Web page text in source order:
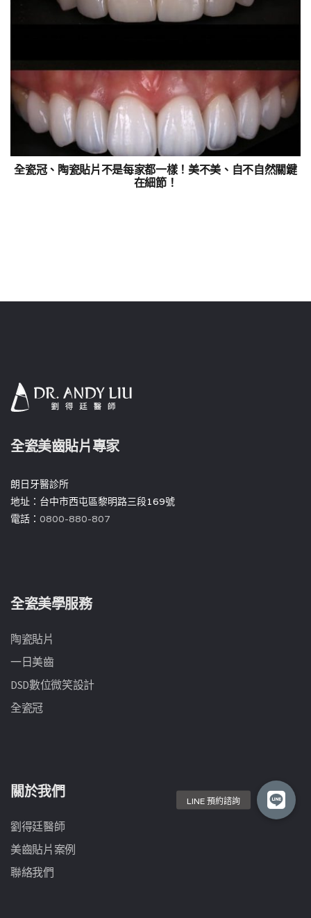
全瓷冠、陶瓷貼片不是每家都一樣！美不美、自不自然關鍵
在細節！
全瓷美齒貼片專家
朗日牙醫診所
地址：台中市西屯區黎明路三段169號
電話： 0800-880-807
全瓷美學服務
陶瓷貼片
一日美齒
DSD數位微笑設計
全瓷冠
關於我們
劉得廷醫師
美齒貼片案例
聯絡我們